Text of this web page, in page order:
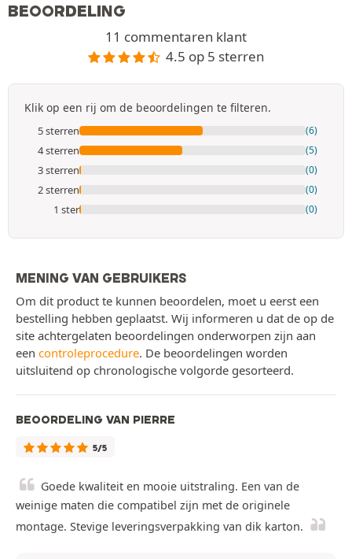
BEOORDELING
11 commentaren klant
4.5 op 5 sterren
Klik op een rij om de beoordelingen te filteren.
5 sterren (6)
4 sterren (5)
3 sterren (0)
2 sterren (0)
1 ster (0)
MENING VAN GEBRUIKERS
Om dit product te kunnen beoordelen, moet u eerst een
bestelling hebben geplaatst. Wij informeren u dat de op de
site achtergelaten beoordelingen onderworpen zijn aan
een controleprocedure. De beoordelingen worden
uitsluitend op chronologische volgorde gesorteerd.
BEOORDELING VAN PIERRE
5/5
Goede kwaliteit en mooie uitstraling. Een van de
weinige maten die compatibel zijn met de originele
montage. Stevige leveringsverpakking van dik karton.